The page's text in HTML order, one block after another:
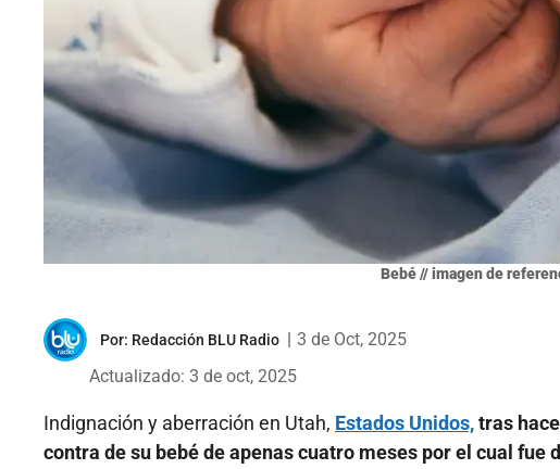
Bebé // imagen de
Por: Redacción BLU Radio
3 de Oct, 2025
Actualizado: 3 de oct, 2025
Indignación y aberración en Utah, Estados Unidos,tras
contra de su bebé de apenas cuatro meses por el cual fue